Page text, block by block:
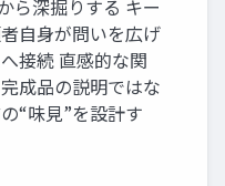
ら深掘りする キー
自身が問いを広げ
接続 直感的な関
成品の説明ではな
“味見”を設計す